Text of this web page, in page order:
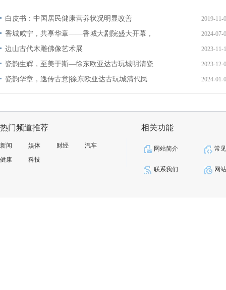
白皮书：中国居民健康营养状况明显改善 2019-11-
香城咸宁，共享华章——香城大剧院盛大开幕， 2024-07-
边山古代木雕佛像艺术展 2023-11-
瓷韵生辉，至美于斯—徐东欧亚达古玩城明清瓷 2023-12-
瓷韵华章，逸传古意|徐东欧亚达古玩城清代民 2024-01-
热门频道推荐
新闻 娱体 财经
汽车
健康
科技
相关功能
网站简介 常
联系我们 网